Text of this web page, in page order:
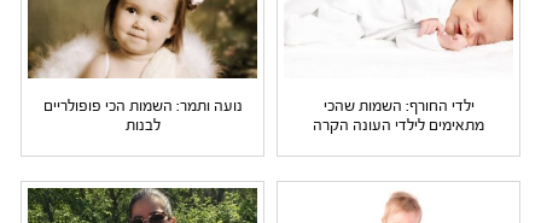
ילדי החורף: השמות שהכי
מתאימים לילדי העונה הקרה
נועה ותמר: השמות הכי פופולריים
לבנות